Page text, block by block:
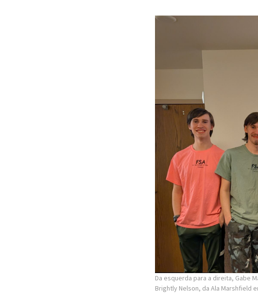
Da esquerda para a direita, Gabe
Brightly Nelson, da Ala Marshfield